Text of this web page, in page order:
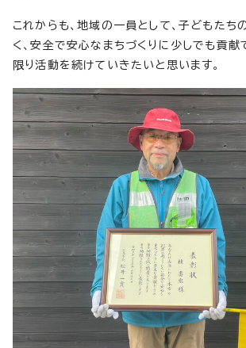
これからも、地域の一員として、子どもたち
く、安全で安心なまちづくりに少しでも貢献
限り活動を続けていきたいと思います。